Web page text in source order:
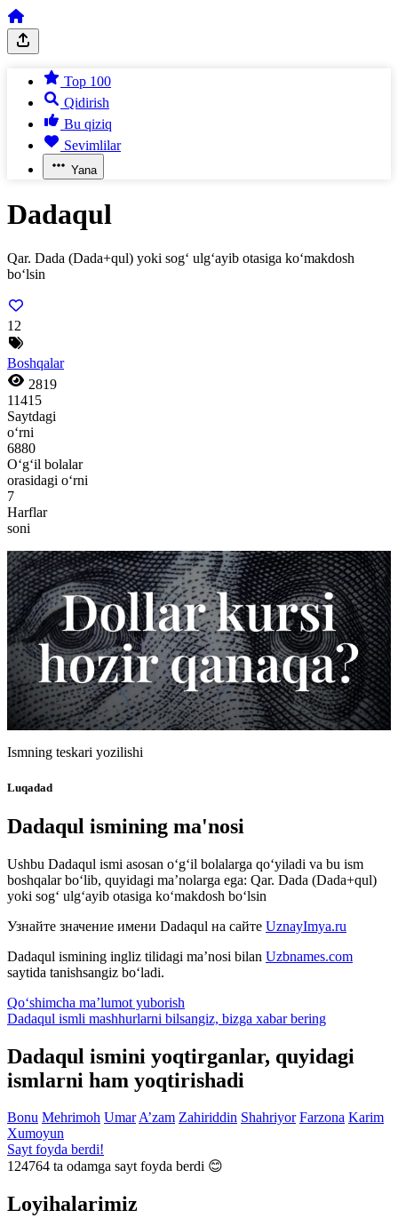
Top 100
Qidirish
Bu qiziq
Sevimlilar
Yana
Dadaqul
Qar. Dada (Dada+qul) yoki sog‘ ulg‘ayib otasiga ko‘makdosh
bo‘lsin
12
Boshqalar
2819
11415
Saytdagi
o‘rni
6880
O‘g‘il bolalar
orasidagi o‘rni
7
Harflar
soni
Ismning teskari yozilishi
Luqadad
Dadaqul ismining ma'nosi
Ushbu Dadaqul ismi asosan o‘g‘il bolalarga qo‘yiladi va bu ism
boshqalar bo‘lib, quyidagi ma’nolarga ega: Qar. Dada (Dada+qul)
yoki sog‘ ulg‘ayib otasiga ko‘makdosh bo‘lsin
Узнайте значение имени Dadaqul на сайте UznayImya.ru
Dadaqul ismining ingliz tilidagi ma’nosi bilan Uzbnames.com
saytida tanishsangiz bo‘ladi.
Qo‘shimcha ma’lumot yuborish
Dadaqul ismli mashhurlarni bilsangiz, bizga xabar bering
Dadaqul ismini yoqtirganlar, quyidagi
ismlarni ham yoqtirishadi
Bonu Mehrimoh UmarA’zam Zahiriddin Shahriyor Farzona Karim
Xumoyun
Sayt foyda berdi!
124764 ta odamga sayt foyda berdi 😊
Loyihalarimiz